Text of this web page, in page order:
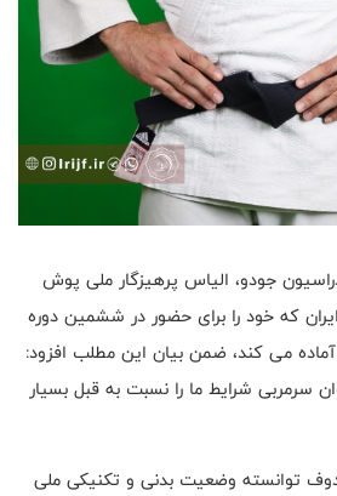
جودو، الیاس پرهیزگار ملی پوش
ایران که خود را برای حضور در ششمین دوره
می کند، ضمن بیان این مطلب افزود:
سرمربی شرایط ما را نسبت به قبل بسیار
توانسته وضعیت بدنی و تکنیکی ملی